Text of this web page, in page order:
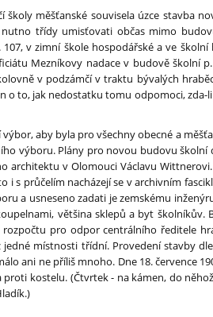
školy měšťanské souvisela úzce stavba
třídy umisťovati občas mimo
107, v zimní škole hospodářské a ve
Mezníkovy nadace v budově školní
v podzámčí v traktu bývalých
o to, jak nedostatku tomu odpomoci,
aby byla pro všechny obecné a
výboru. Plány pro novou budovu
architektu v Olomouci Václavu
i s průčelím nacházejí se v archivním
a usneseno zadati je zemskému
většina sklepů a byt
pro odpor centrálního ředitele
jedné místnosti třídní. Provedení stavby
ani ne příliš mnoho. Dne 18. července
kostelu. (Čtvrtek - na kámen, do